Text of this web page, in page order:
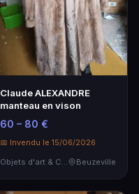
Claude ALEXANDRE
manteau en vison
60 – 80 €
📅 Invendu le 15/06/2026
Objets d'art & Curiosités
Beuzeville